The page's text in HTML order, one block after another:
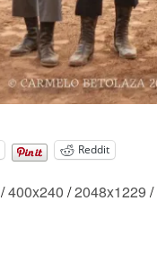
Reddit
/400x240 /2048x1229 /